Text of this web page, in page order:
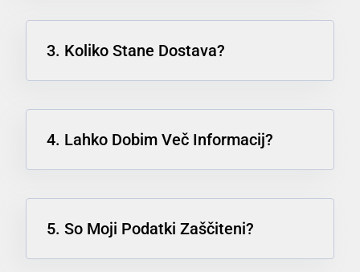
3. Koliko Stane Dostava?
4. Lahko Dobim Več Informacij?
5. So Moji Podatki Zaščiteni?